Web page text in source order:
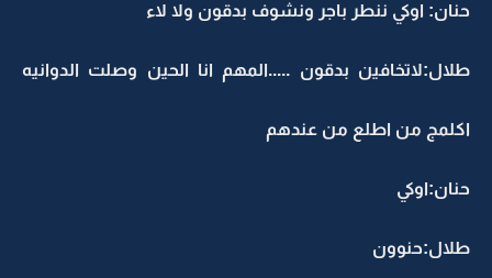
حنان: اوكي ننطر باجر ونشوف بدقون ولا لاء
طلال:لاتخافين بدقون .....المهم انا الحين وصلت الدوانيه
اكلمج من اطلع من عندهم
حنان:اوكي
طلال:حنوون